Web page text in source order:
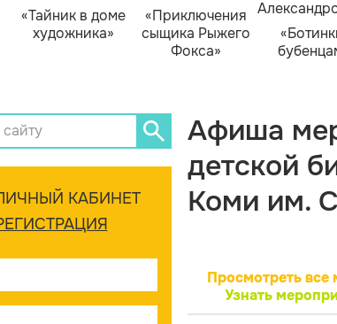
«Тайник в доме
художника»
«Приключения
сыщика Рыжего
Фокса»
КАБИНЕТ
Афиша
детской
Коми им.
Просмотреть все
Узнать